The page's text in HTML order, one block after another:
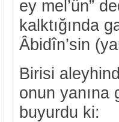
ey mel’ûn”
kalktığında
Âbidîn’sin
Birisi
onun
buyurdu ki: